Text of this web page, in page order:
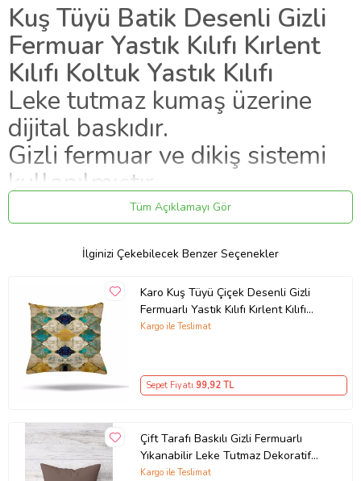
Kuş Tüyü Batik Desenli Gizli
Fermuar Yastık Kılıfı Kırlent
Kılıfı Koltuk Yastık Kılıfı
Leke tutmaz kumaş üzerine
dijital baskıdır.
Gizli fermuar ve dikiş sistemi
kullanılmıştır.
Canlı renk kalitesi ile dijital
baskıdır.
Dekoratif fermuarlı yastık
İçi boş kılıf olarak
gönderilmektedir.
Hassas yıkama ayarında
yıkanması önerilir.
Ürün ölçüsü 45cm x 45cm dir.
Ürün Kodu: kcm30859174
Tüm Açıklamayı Gör
İlginizi Çekebilecek Benzer Seçenekler
Karo Kuş Tüyü Çiçek Desenli Gizli
Fermuarlı Yastık Kılıfı Kırlent Kılıfı
Kargo ile Teslimat
Sepet Fiyatı 99,92 TL
Çift Tarafı Baskılı Gizli Fermuarlı
Yıkanabilir Leke Tutmaz Dekoratif
Kırlent Kılıfı Yastık Kılıfı (KAHVE)
Kargo ile Teslimat